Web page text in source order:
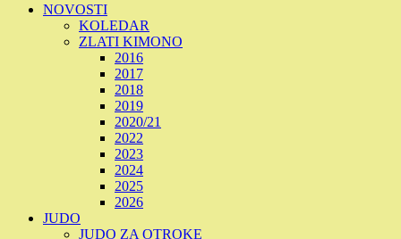
NOVOSTI
KOLEDAR
ZLATI KIMONO
2016
2017
2018
2019
2020/21
2022
2023
2024
2025
2026
JUDO
JUDO ZA OTROKE